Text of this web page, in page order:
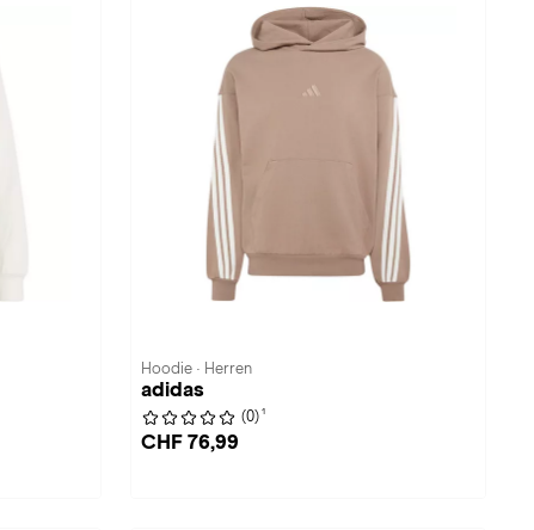
Hoodie · Herren
adidas
(0) 1
CHF 76,99